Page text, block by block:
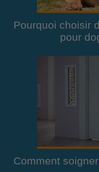
Pourquoi choisir
pour
Comment